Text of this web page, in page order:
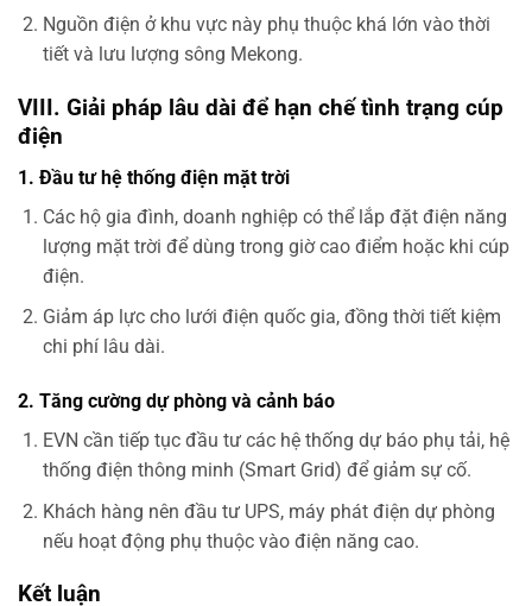
Nguồn điện ở khu vực này phụ thuộc khá lớn vào thời
tiết và lưu lượng sông Mekong.
VIII. Giải pháp lâu dài để hạn chế tình trạng cúp
điện
1. Đầu tư hệ thống điện mặt trời
Các hộ gia đình, doanh nghiệp có thể lắp đặt điện năng
lượng mặt trời để dùng trong giờ cao điểm hoặc khi cúp
điện.
Giảm áp lực cho lưới điện quốc gia, đồng thời tiết kiệm
chi phí lâu dài.
2. Tăng cường dự phòng và cảnh báo
EVN cần tiếp tục đầu tư các hệ thống dự báo phụ tải, hệ
thống điện thông minh (Smart Grid) để giảm sự cố.
Khách hàng nên đầu tư UPS, máy phát điện dự phòng
nếu hoạt động phụ thuộc vào điện năng cao.
Kết luận